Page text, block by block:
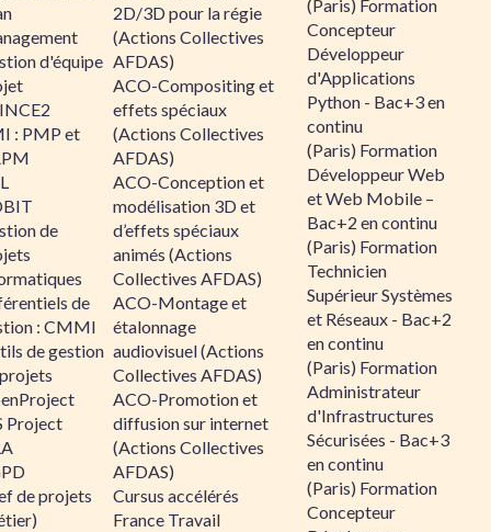
d'équipe
: PMP et
de
de
: CMMI
de gestion
Project
de projets
2D/3D pour la régie
(Actions Collectives
AFDAS)
ACO-Compositing et
effets spéciaux
(Actions Collectives
AFDAS)
ACO-Conception et
modélisation 3D et
d’effets spéciaux
animés (Actions
Collectives AFDAS)
ACO-Montage et
étalonnage
audiovisuel (Actions
Collectives AFDAS)
ACO-Promotion et
diffusion sur internet
(Actions Collectives
AFDAS)
Cursus accélérés
France Travail
(Paris) Formation
Concepteur
Développeur
d'Applications
Python - Bac+3 en
continu
(Paris) Formation
Développeur Web
et Web Mobile –
Bac+2 en continu
(Paris) Formation
Technicien
Supérieur Systèmes
et Réseaux - Bac+2
en continu
(Paris) Formation
Administrateur
d'Infrastructures
Sécurisées - Bac+3
en continu
(Paris) Formation
Concepteur